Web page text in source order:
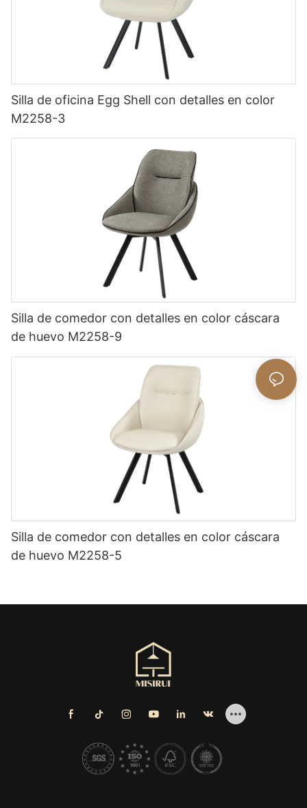
Silla de oficina Egg Shell con detalles en color
M2258-3
Silla de comedor con detalles en color cáscara
de huevo M2258-9
Silla de comedor con detalles en color cáscara
de huevo M2258-5